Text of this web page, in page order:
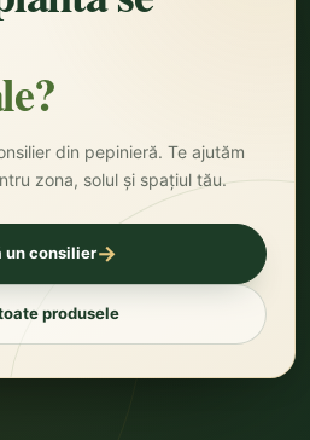
din pepinieră. Te ajutăm
zona, solul și spațiul tău.
un consilier→
produsele